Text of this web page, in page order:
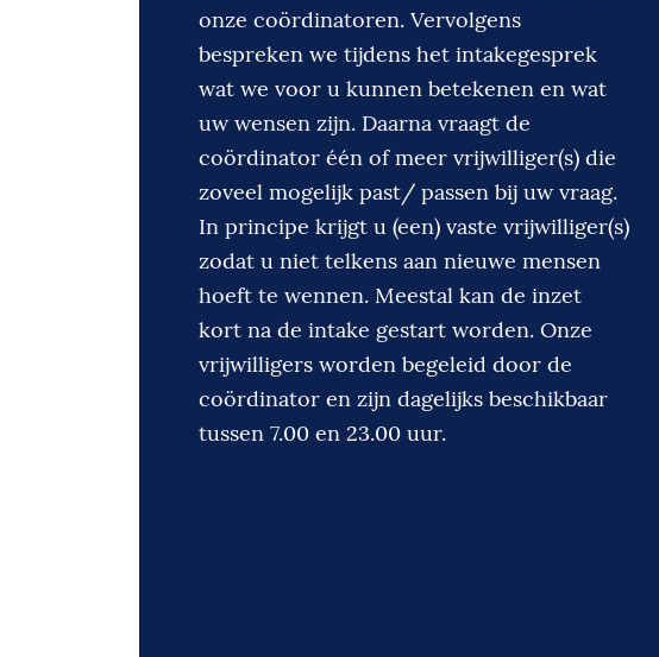
onze coördinatoren. Vervolgens
bespreken we tijdens het intakegesprek
wat we voor u kunnen betekenen en wat
uw wensen zijn. Daarna vraagt de
coördinator één of meer vrijwilliger(s) die
zoveel mogelijk past/ passen bij uw vraag.
In principe krijgt u (een) vaste vrijwilliger(s)
zodat u niet telkens aan nieuwe mensen
hoeft te wennen. Meestal kan de inzet
kort na de intake gestart worden. Onze
vrijwilligers worden begeleid door de
coördinator en zijn dagelijks beschikbaar
tussen 7.00 en 23.00 uur.